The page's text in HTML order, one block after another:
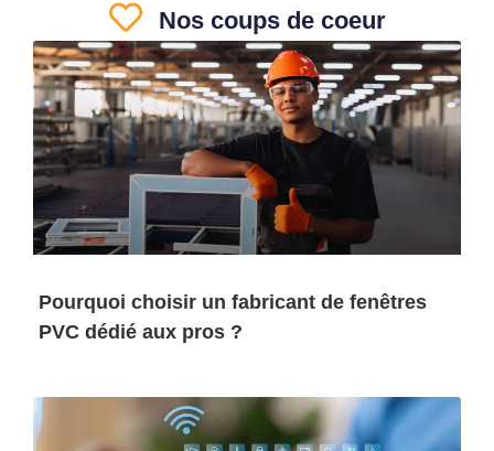
Nos coups de coeur
Pourquoi choisir un fabricant de fenêtres
PVC dédié aux pros ?